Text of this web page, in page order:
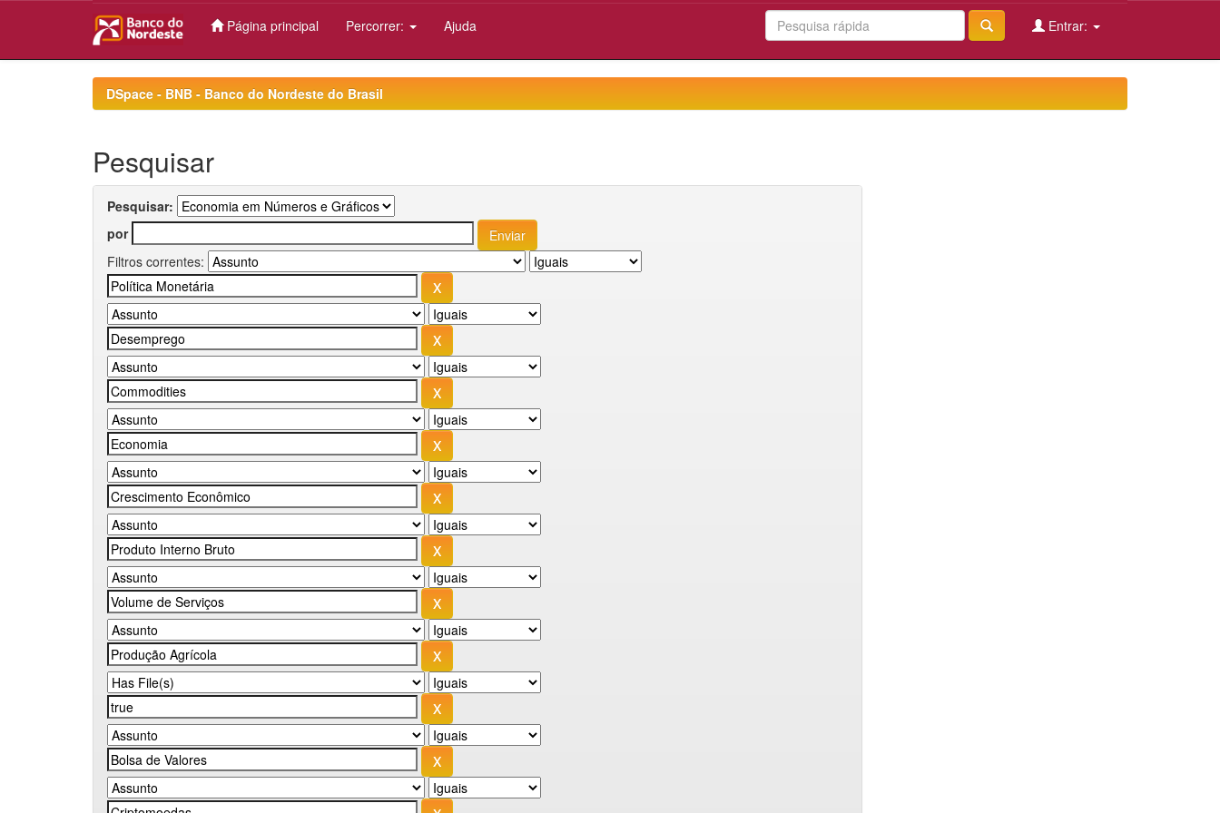
Página principal Percorrer: Ajuda Entrar:
DSpace - BNB - Banco do Nordeste do Brasil
Pesquisar
Pesquisar:
por
Filtros correntes: